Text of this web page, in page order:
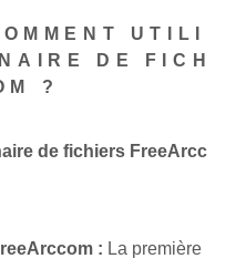
UTILI
DE FICH
?
de fichiers FreeArcc
: La première